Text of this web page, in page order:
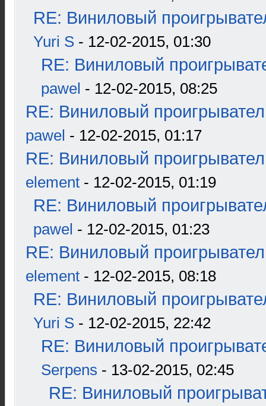
RE: Виниловый
Yuri S - 12-02-2015, 01:30
RE: Виниловый
pawel - 12-02-2015, 08:25
RE: Виниловый
pawel - 12-02-2015, 01:17
RE: Виниловый
element - 12-02-2015, 01:19
RE: Виниловый
pawel - 12-02-2015, 01:23
RE: Виниловый
element - 12-02-2015, 08:18
RE: Виниловый
Yuri S - 12-02-2015, 22:42
RE: Виниловый
Serpens - 13-02-2015, 02:45
RE: Виниловый